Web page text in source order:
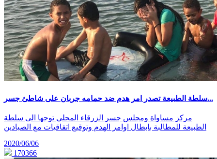
سلطة الطبيعة تصدر امر هدم ضد حمامه جربان على شاطئ جسر...
مركز مساواة ومجلس جسر الزرقاء المحلي توجها الى سلطة
الطبيعة للمطالبة بابطال اوامر الهدم وتوقيع اتفاقيات مع الصيادين
2020/06/06
170366